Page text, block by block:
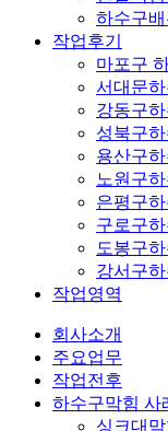
하수구
작업후기
마포구
서대문
강동구
성북구
용산구
노원구
은평구
구로구
도봉구
강서구
작업영역
회사소개
주요업무
작업전후
하수구막힘 사
싱크대